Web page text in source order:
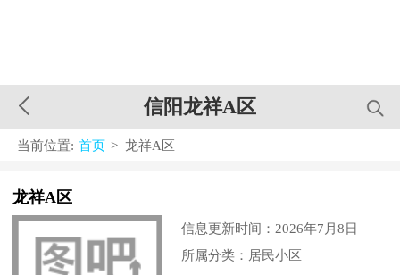
信阳龙祥A区
当前位置: 首页 > 龙祥A区
龙祥A区
信息更新时间：2026年7月8日
所属分类：居民小区